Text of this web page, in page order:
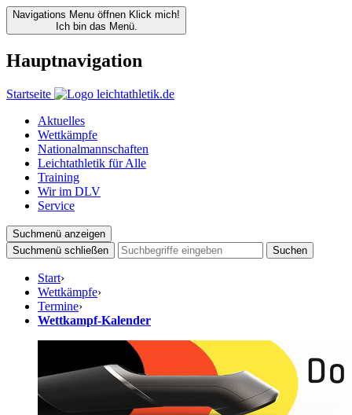
Navigations Menu öffnen Klick mich!
Ich bin das Menü.
Hauptnavigation
Startseite
Aktuelles
Wettkämpfe
Nationalmannschaften
Leichtathletik für Alle
Training
Wir im DLV
Service
Suchmenü anzeigen
Suchmenü schließen
Suchen
Start›
Wettkämpfe›
Termine›
Wettkampf-Kalender